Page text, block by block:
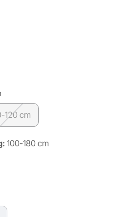
120 cm
100-180 cm